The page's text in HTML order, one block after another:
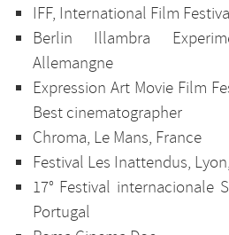
IFF, International Film
Berlin Illambra
Allemangne
Expression Art Movie Film
Best cinematographer
Chroma, Le Mans, France
Festival Les Inattendus,
17° Festival internacionale
Portugal